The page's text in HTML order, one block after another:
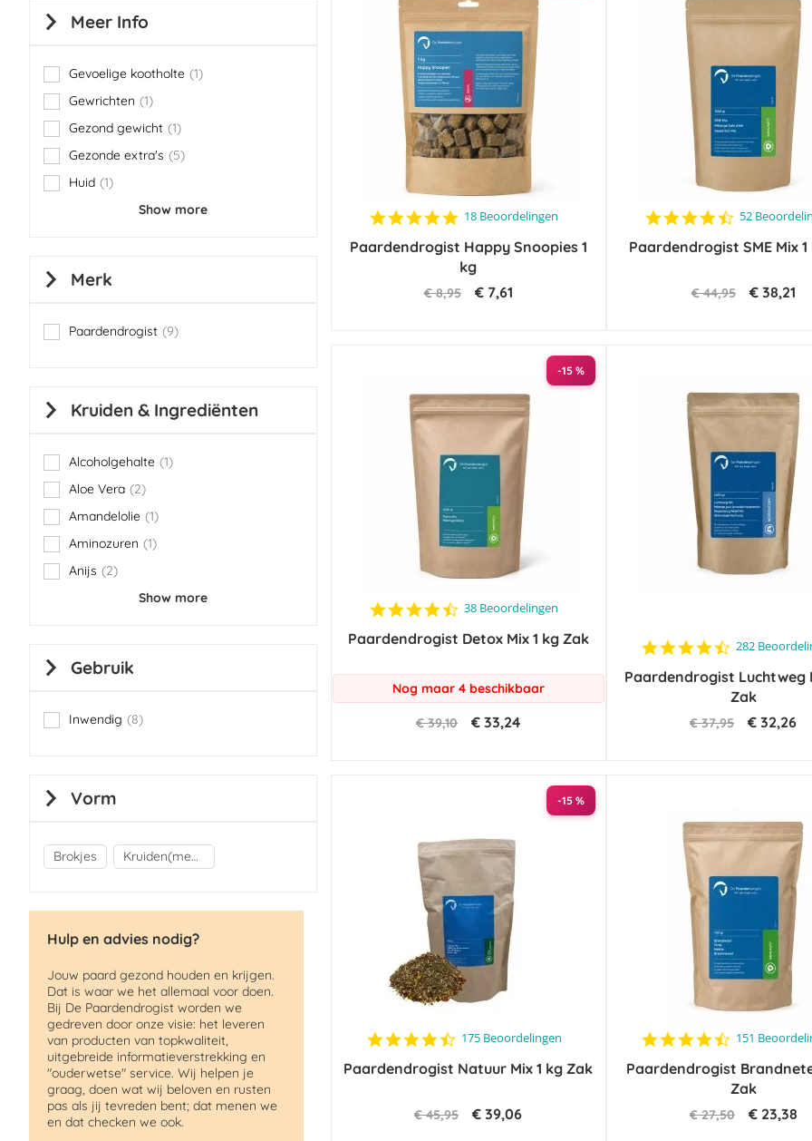
4.9
rating
18 Beoordelingen
Paardendrogist Happy Snoopies 1
kg
€ 8,95 € 7,61
4.6
rating
52
Paardendrogist SME Mix
€ 44,95 € 38,21
-15 %
4.6
rating
38 Beoordelingen
Paardendrogist Detox Mix 1 kg Zak
Nog maar 4 beschikbaar
€ 39,10 € 33,24
4.5
rating
282
Paardendrogist Luchtweg
Zak
€ 37,95 € 32,26
-15 %
4.7
rating
175 Beoordelingen
Paardendrogist Natuur Mix 1 kg Zak
€ 45,95 € 39,06
4.6
rating
151
Paardendrogist
Zak
€ 27,50 € 23,38
Meer Info
Gevoelige kootholte 1
item
Gewrichten
1
item
Gezond gewicht 1
item
Gezonde extra's
5
items
Huid 1
item
Show more
Merk
Paardendrogist 9
items
Kruiden & Ingrediënten
Alcoholgehalte 1
item
Aloe Vera
2
items
Amandelolie 1
item
Aminozuren
1
item
Anijs
2
items
Show more
Gebruik
Inwendig 8
items
Vorm
Brokjes Kruiden(mengsels)
Hulp en advies nodig?
Jouw paard gezond houden en krijgen.
Dat is waar we het allemaal voor doen.
Bij De Paardendrogist worden we
gedreven door onze visie: het leveren
van producten van topkwaliteit,
uitgebreide informatieverstrekking en
"ouderwetse" service. Wij helpen je
graag, doen wat wij beloven en rusten
pas als jij tevreden bent; dat menen we
en dat checken we ook.